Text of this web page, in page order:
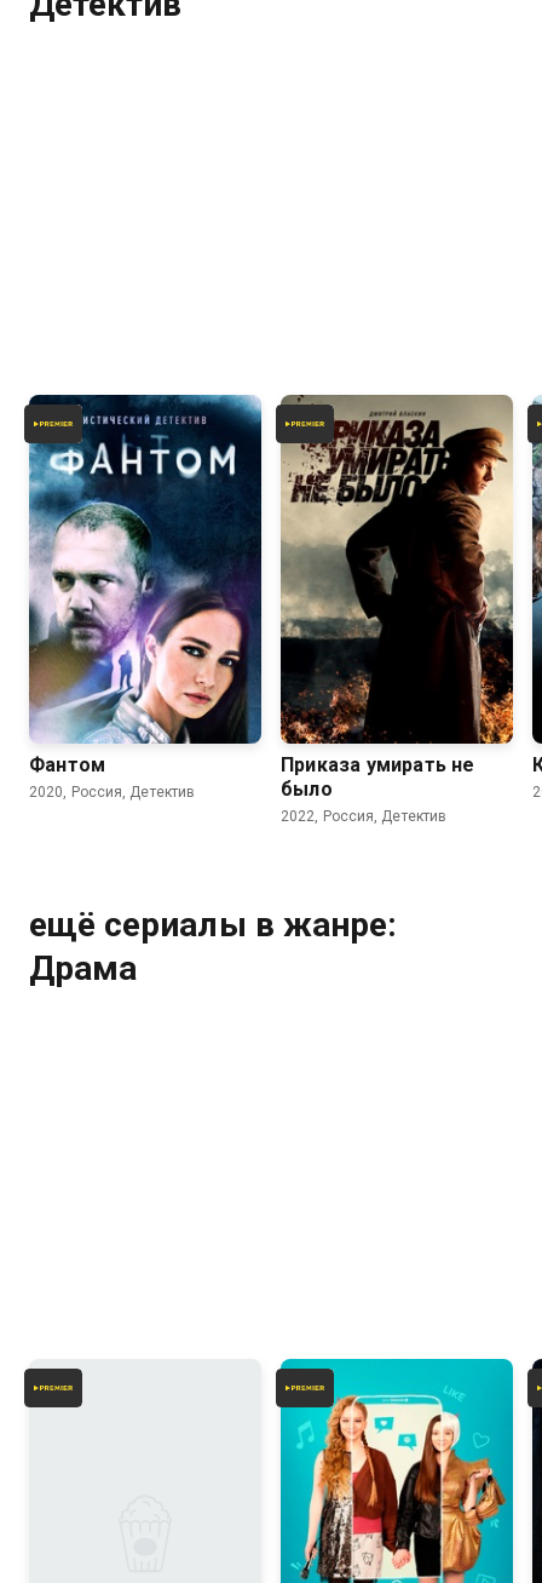
7.2
Фантом
2020, Россия, Детектив
6.6
Приказа умирать не
было
2022, Россия, Детектив
ещё сериалы в жанре:
Драма